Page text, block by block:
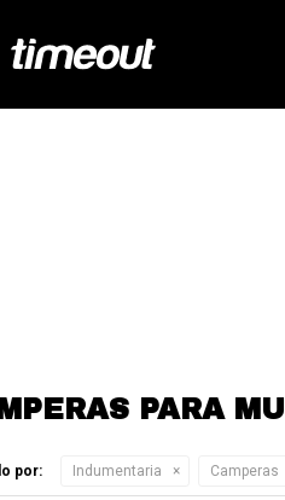
PARA
por: Indumentaria Camperas
close
store
local_shipping